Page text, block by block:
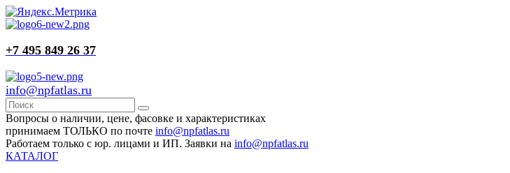
+7 495 849 26 37
info@npfatlas.ru
Вопросы о наличии, цене, фасовке и характеристиках
принимаем ТОЛЬКО по почте info@npfatlas.ru
Работаем только с юр. лицами и ИП. Заявки на info@npfatlas.ru
КАТАЛОГ